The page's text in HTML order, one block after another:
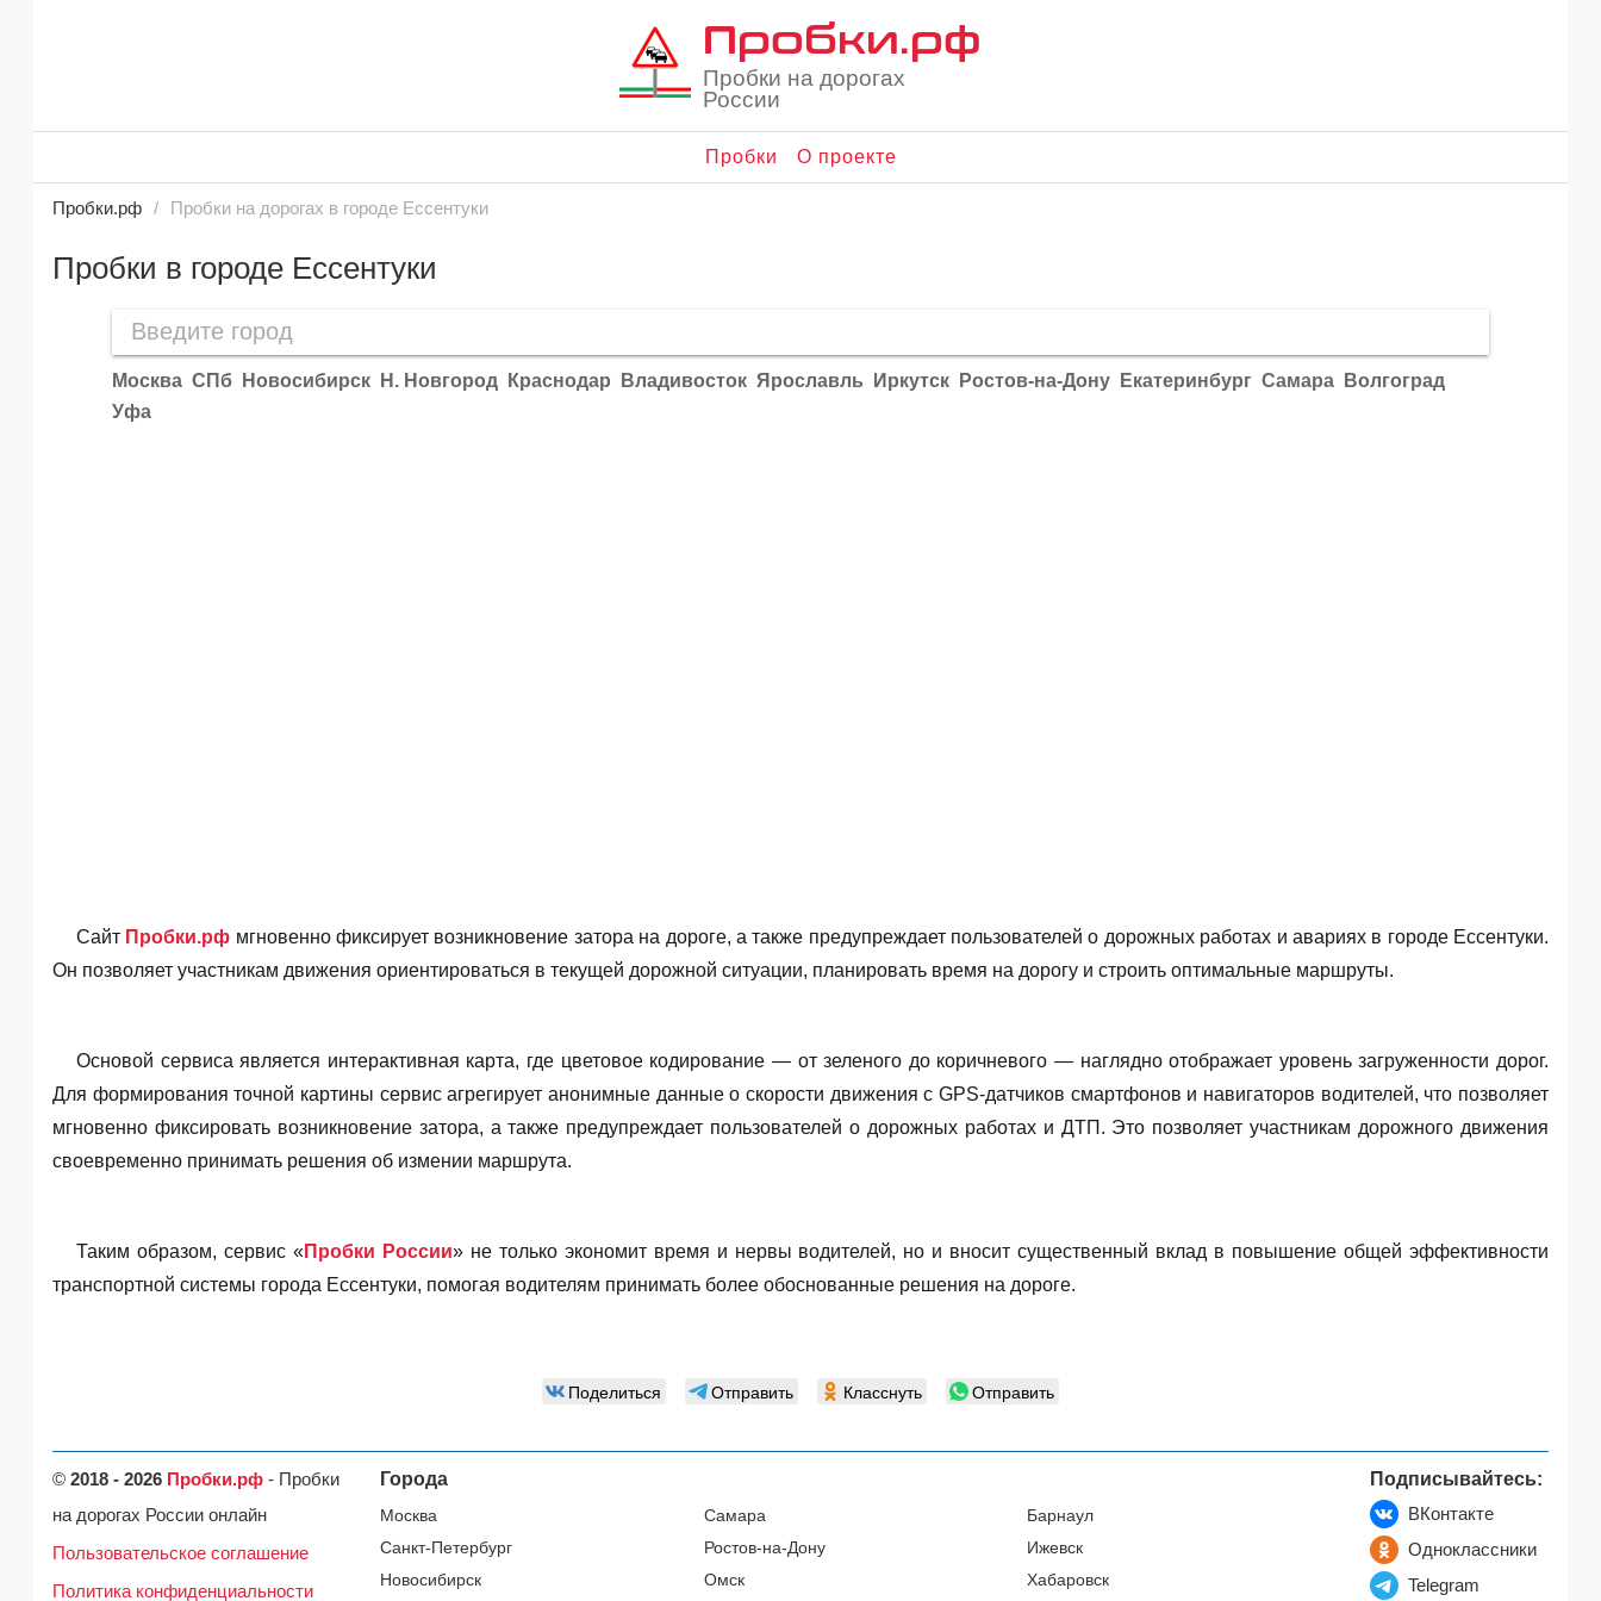
Пробки.рф
Пробки на дорогах
России
Пробки О проекте
Пробки.рф Пробки на дорогах в городе Ессентуки
Пробки в городе Ессентуки
Москва СПб Новосибирск Н. Новгород Краснодар Владивосток Ярославль Иркутск Ростов-на-Дону Екатеринбург Самара
Волгоград
Уфа
Сайт Пробки.рф мгновенно фиксирует возникновение затора на дороге, а также предупреждает пользователей о дорожных работах и авариях в городе Ессентуки.
Он позволяет учаcтникам движения ориентироваться в текущей дорожной ситуации, планировать время на дорогу и строить оптимальные маршруты.
Основой сервиса является интерактивная карта, где цветовое кодирование — от зеленого до коричневого — наглядно отображает уровень загруженности дорог.
Для формирования точной картины сервис агрегирует анонимные данные о скорости движения с GPS-датчиков смартфонов и навигаторов водителей, что позволяет
мгновенно фиксировать возникновение затора, а также предупреждает пользователей о дорожных работах и ДТП. Это позволяет участникам дорожного движения
своевременно принимать решения об измении маршрута.
Таким образом, сервис « Пробки России» не только экономит время и нервы водителей, но и вносит существенный вклад в повышение общей эффективности
транспортной системы города Ессентуки, помогая водителям принимать более обоснованные решения на дороге.
Поделиться Отправить Класснуть Отправить
© 2018 - 2026 Пробки.рф - Пробки
на дорогах России онлайн
Пользовательское соглашение
Политика конфиденциальности
Города
Москва
Санкт-Петербург
Новосибирск
Самара
Ростов-на-Дону
Омск
Барнаул
Ижевск
Хабаровск
Подписывайтесь:
ВКонтакте
Одноклассники
Telegram